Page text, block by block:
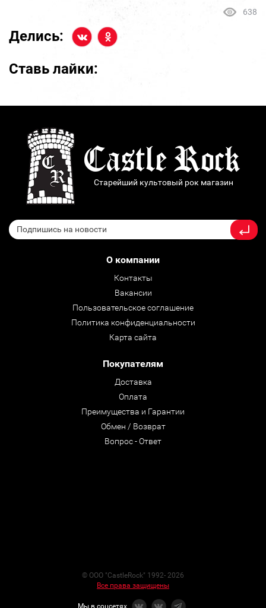
638
Делись:
Ставь лайки:
Старейший культовый рок магазин
О компании
Контакты
Вакансии
Пользовательское соглашение
Политика конфиденциальности
Карта сайта
Покупателям
Доставка
Оплата
Преимущества и Гарантии
Обмен / Возврат
Вопрос - Ответ
© ООО "CastleRock" 1992- 2026
Все права защищены
Мы в соцсетях